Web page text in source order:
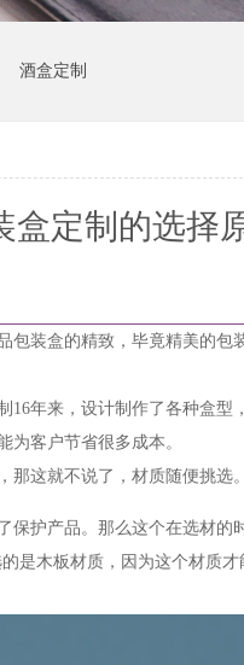
酒盒定制
盒定制的选择
装盒的精致，毕竟精美的
年来，设计制作了各种盒
客户节省很多成本。
这就不说了，材质随便挑选。
护产品。那么这个在选材
是木板材质，因为这个材质才